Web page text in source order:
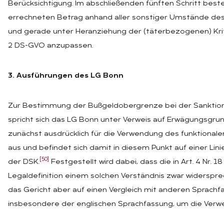
Berücksichtigung. Im abschließenden fünften Schritt
errechneten Betrag anhand aller sonstiger Umstände
und gerade unter Heranziehung der (täterbezogenen)
2 DS-GVO anzupassen.
3. Ausführungen des LG Bonn
Zur Bestimmung der Bußgeldobergrenze bei der
spricht sich das LG Bonn unter Verweis auf
zunächst ausdrücklich für die Verwendung des
aus und befindet sich damit in diesem Punkt auf einer
der DSK. [50]
Festgestellt wird dabei, dass die in Art. 4 Nr.
Legaldefinition einem solchen Verständnis zwar
das Gericht aber auf einen Vergleich mit anderen
insbesondere der englischen Sprachfassung, um die